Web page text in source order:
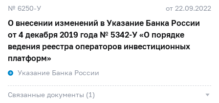
№ 6250-У от 22.09.2022
О внесении изменений в Указание Банка России
от 4 декабря 2019 года № 5342-У «О порядке
ведения реестра операторов инвестиционных
платформ»
Указание Банка России
Связанные документы (1)